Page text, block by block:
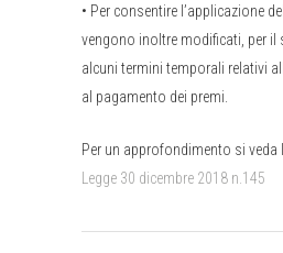
• Per consentire l’applicazione
vengono inoltre modificati, per il
alcuni termini temporali relativi
al pagamento dei premi.
Per un approfondimento si veda
Legge 30 dicembre 2018 n.145